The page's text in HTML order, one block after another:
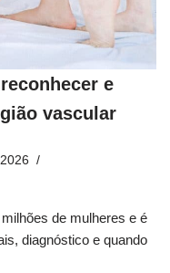
e
vascular
de mulheres e é
diagnóstico e quando